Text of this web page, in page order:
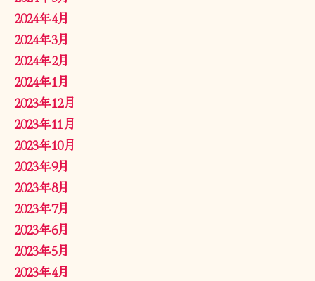
2024年4月
2024年3月
2024年2月
2024年1月
2023年12月
2023年11月
2023年10月
2023年9月
2023年8月
2023年7月
2023年6月
2023年5月
2023年4月